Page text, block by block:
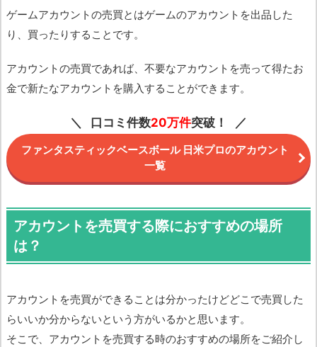
ゲームアカウントの売買とはゲームのアカウントを出品した
り、買ったりすることです。
アカウントの売買であれば、不要なアカウントを売って得たお
金で新たなアカウントを購入することができます。
口コミ件数20万件突破！
ファンタスティックベースボール 日米プロのアカウント
一覧
アカウントを売買する際におすすめの場所
は？
アカウントを売買ができることは分かったけどどこで売買した
らいいか分からないという方がいるかと思います。
そこで、アカウントを売買する時のおすすめの場所をご紹介し